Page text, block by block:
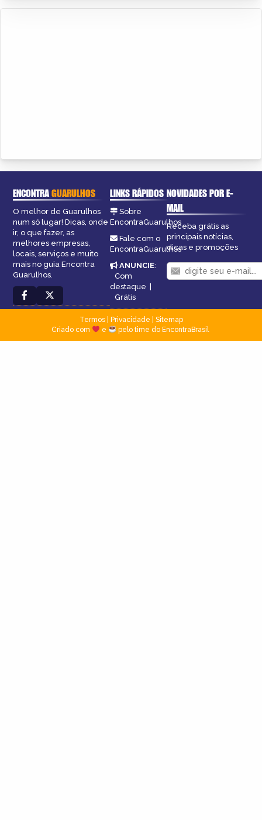
ENCONTRAGUARULHOS
O melhor de Guarulhos
num só lugar! Dicas, onde
ir, o que fazer, as
melhores empresas,
locais, serviços e muito
mais no guia Encontra
Guarulhos.
LINKS RÁPIDOS
Sobre
EncontraGuarulhos
Fale com o
EncontraGuarulhos
ANUNCIE:
Com
destaque |
Grátis
NOVIDADES POR E-
MAIL
Receba grátis as
principais notícias,
dicas e promoções
Termos| Privacidade
Sitemap
Criado com
e pelo time do EncontraBrasil